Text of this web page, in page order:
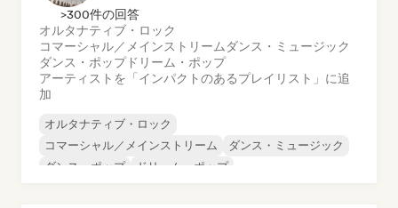
>300件の回答
オルタナティブ・ロック
コマーシャル／メインストリーム ダンス・ミュージック
ダンス・ポップドリーム・ポップ
アーティストを「インパクトのあるプレイリスト」に追
加
オルタナティブ・ロック
コマーシャル／メインストリーム
ダンス・ミュージック
ダンス・ポップ
ドリーム・ポップ